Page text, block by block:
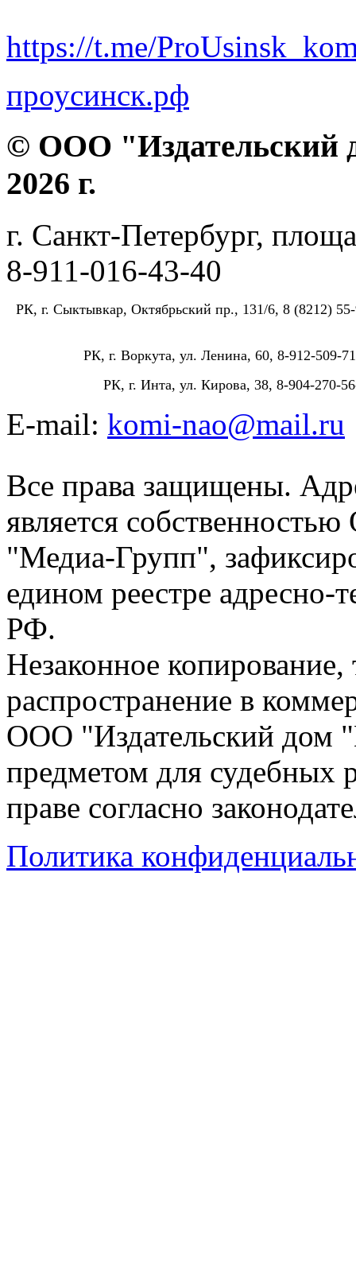
https://t.me/
проусинск.рф
© ООО "Издательский
2026 г.
г. Санкт-Петербург,
8-911-016-43-40
РК, г. Сыктывкар, Октябрьский пр., 131/6, 8 (8212)
РК, г. Воркута, ул. Ленина, 60, 8-912-509-
РК, г. Инта, ул. Кирова, 38, 8-904-270-
E-mail: komi-nao@mail.ru
Все права защищены.
является
"Медиа-Групп",
едином реестре адресно-
РФ.
Незаконное
распространение в
ООО "Издательский дом
предметом для судебных
праве согласно
Политика